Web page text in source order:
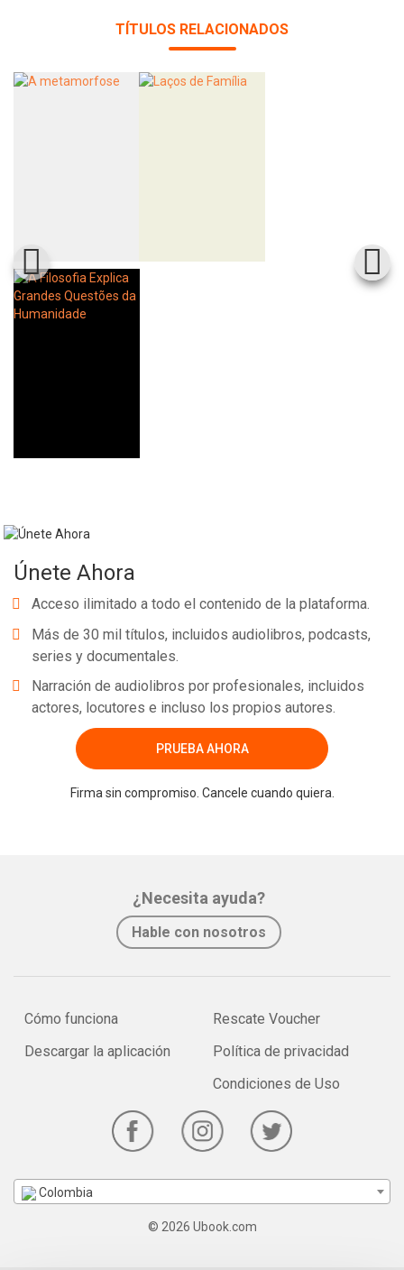
TÍTULOS RELACIONADOS
Únete Ahora
Acceso ilimitado a todo el contenido de la plataforma.
Más de 30 mil títulos, incluidos audiolibros, podcasts,
series y documentales.
Narración de audiolibros por profesionales, incluidos
actores, locutores e incluso los propios autores.
PRUEBA AHORA
Firma sin compromiso. Cancele cuando quiera.
¿Necesita ayuda?
Hable con nosotros
Cómo funciona
Descargar la aplicación
Rescate Voucher
Política de privacidad
Condiciones de Uso
Colombia
© 2026 Ubook.com